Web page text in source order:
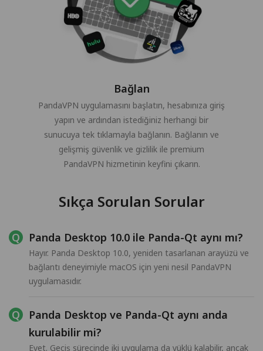
Bağlan
PandaVPN uygulamasını başlatın, hesabınıza giriş
yapın ve ardından istediğiniz herhangi bir
sunucuya tek tıklamayla bağlanın. Bağlanın ve
gelişmiş güvenlik ve gizlilik ile premium
PandaVPN hizmetinin keyfini çıkarın.
Sıkça Sorulan Sorular
Panda Desktop 10.0 ile Panda-Qt aynı mı?
Hayır. Panda Desktop 10.0, yeniden tasarlanan arayüzü ve
bağlantı deneyimiyle macOS için yeni nesil PandaVPN
uygulamasıdır.
Panda Desktop ve Panda-Qt aynı anda
kurulabilir mi?
Evet. Geçiş sürecinde iki uygulama da yüklü kalabilir, ancak